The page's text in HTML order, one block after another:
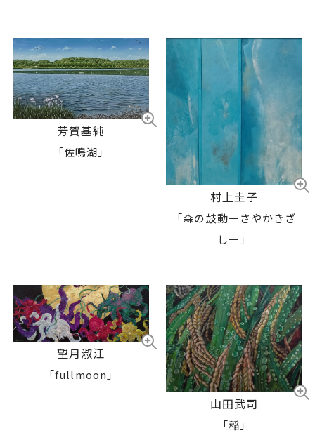
芳賀基純
「佐鳴湖」
村上圭子
「森の鼓動ーさやかきざ
しー」
望月淑江
「fullmoon」
山田武司
「稲」